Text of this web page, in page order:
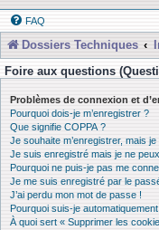
FAQ
Dossiers Techniques
Foire aux questions
Problèmes de connexion et
Pourquoi dois-je m’enregistrer ?
Que signifie COPPA ?
Je souhaite m’enregistrer, mais je
Je suis enregistré mais je ne
Pourquoi ne puis-je pas me
Je me suis enregistré par le
J’ai perdu mon mot de passe !
Pourquoi suis-je
À quoi sert « Supprimer les